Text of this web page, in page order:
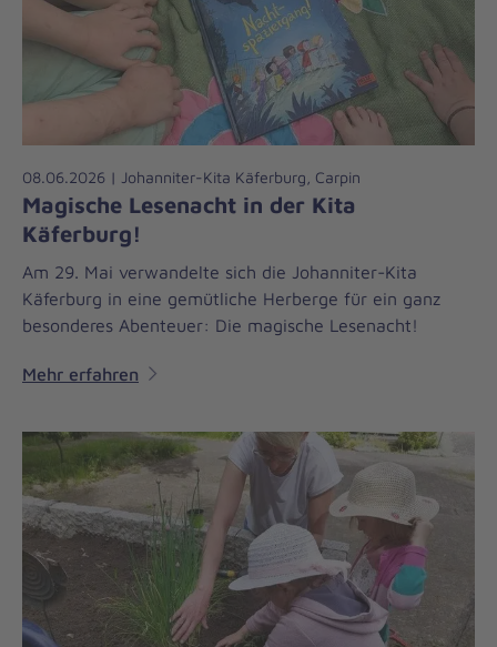
08.06.2026 | Johanniter-Kita Käferburg, Carpin
Magische Lesenacht in der Kita
Käferburg!
Am 29. Mai verwandelte sich die Johanniter-Kita
Käferburg in eine gemütliche Herberge für ein ganz
besonderes Abenteuer: Die magische Lesenacht!
Mehr erfahren